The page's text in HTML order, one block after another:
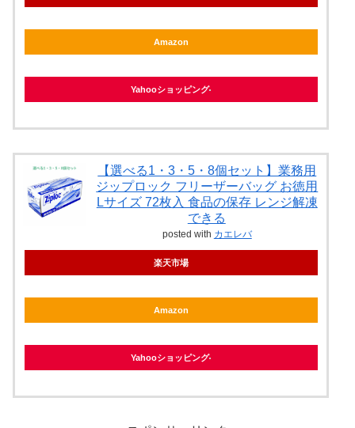
Amazon
Yahooショッピング
【選べる1・3・5・8個セット】業務用
ジップロック フリーザーバッグ お徳用
Lサイズ 72枚入 食品の保存 レンジ解凍
できる
posted with カエレバ
楽天市場
Amazon
Yahooショッピング